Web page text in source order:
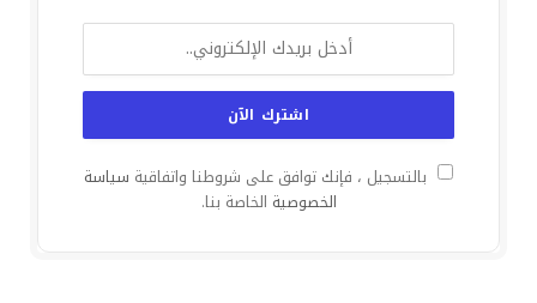
بالتسجيل ، فإنك توافق على شروطنا واتفاقية سياسة
الخصوصية الخاصة بنا.